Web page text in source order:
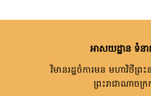
អាសយដ្ឋាន ទំន
វិមានរដ្ឋចំការមន មហាវិថីព្រះ
ព្រះរាជាណាចក្រ